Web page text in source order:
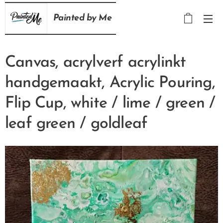
Painted byMe
Canvas, acrylverf acrylinkt
handgemaakt, Acrylic Pouring,
Flip Cup, white / lime / green /
leaf green / goldleaf